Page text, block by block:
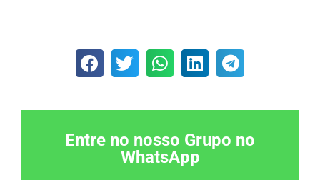
Entre no nosso Grupo no
WhatsApp